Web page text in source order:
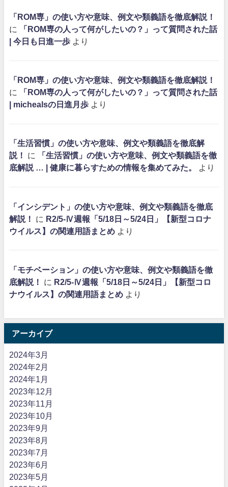
「ROM専」の使い方や意味、例文や類義語を徹底解説！
に
「ROM専の人って何がしたいの？」って質問された話
| 今日も日進一歩 より
「ROM専」の使い方や意味、例文や類義語を徹底解説！
に
「ROM専の人って何がしたいの？」って質問された話
| michealsの日進月歩 より
「生活習慣」の使い方や意味、例文や類義語を徹底解
説！
に
「生活習慣」の使い方や意味、例文や類義語を徹
底解説 … | 健康に暮らすための情報を集めてみた。
より
「インシデント」の使い方や意味、例文や類義語を徹底
解説！
に R2/5-Ⅳ週報「5/18日～5/24日」【新型コロナ
ウイルス】の関連用語まとめ より
「モチベーション」の使い方や意味、例文や類義語を徹
底解説！
に R2/5-Ⅳ週報「5/18日～5/24日」【新型コロ
ナウイルス】の関連用語まとめ より
アーカイブ
2024年3月
2024年2月
2024年1月
2023年12月
2023年11月
2023年10月
2023年9月
2023年8月
2023年7月
2023年6月
2023年5月